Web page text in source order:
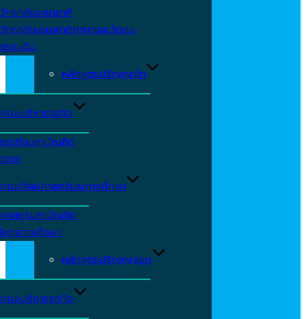
วิทยาลัยนานาชาติ
วิทยาลัยนานาชาติภาษาและวัฒนะ
ธรรมจีน
หลักสูตรปริญญาโท
คณะบริหารธุรกิจ
ธุรกิจมหาบัณฑิต
การ
คณะศิลปศาสตร์และการศึกษา
าสตรมหาบัณฑิต
หารการศึกษา
หลักสูตรปริญญาเอก
คณะบริหารธุจกิจ